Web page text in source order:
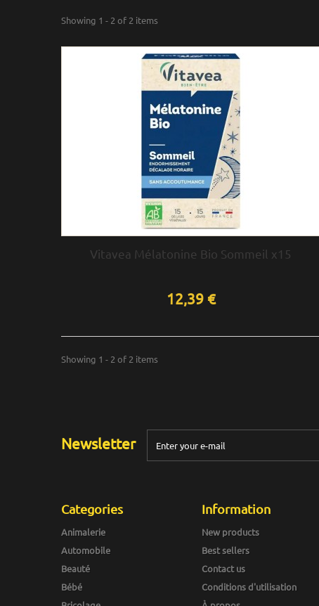
Showing 1 - 2 of 2 items
Vitavea Mélatonine Bio Sommeil x15
12,39 €
Showing 1 - 2 of 2 items
Newsletter
Categories
Animalerie
Automobile
Beauté
Bébé
Information
New products
Best sellers
Contact us
Conditions d'utilisation